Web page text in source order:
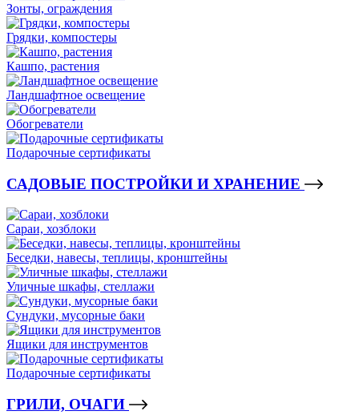
Зонты, ограждения
Грядки, компостеры
Кашпо, растения
Ландшафтное освещение
Обогреватели
Подарочные сертификаты
САДОВЫЕ ПОСТРОЙКИ И ХРАНЕНИЕ
Сараи, хозблоки
Беседки, навесы, теплицы, кронштейны
Уличные шкафы, стеллажи
Сундуки, мусорные баки
Ящики для инструментов
Подарочные сертификаты
ГРИЛИ, ОЧАГИ